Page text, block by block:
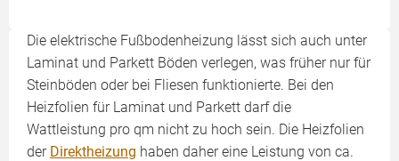
Die elektrische Fußbodenheizung lässt sich auch unter
Laminat und Parkett Böden verlegen, was früher nur für
Steinböden oder bei Fliesen funktionierte. Bei den
Heizfolien für Laminat und Parkett darf die
Wattleistung pro qm nicht zu hoch sein. Die Heizfolien
der Direktheizung haben daher eine Leistung von ca.